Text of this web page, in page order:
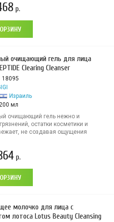
р.
очищающий гель для лица
Clearing Cleanser
18095
Израиль
мл
очищающий гель нежно и
остатки косметики и
не создавая ощущения
р.
молочко для лица с
лотоса Lotus Beauty Cleansing